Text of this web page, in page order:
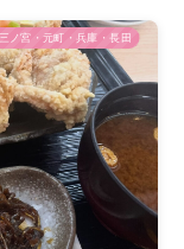
ノ宮・元町・兵庫・長田